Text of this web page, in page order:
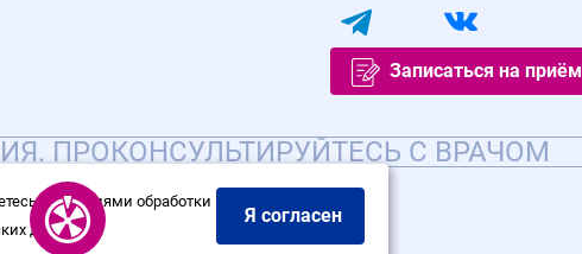
Записаться на приём
ПРОКОНСУЛЬТИРУЙТЕСЬ С ВРАЧОМ
с условиями обработки
данных.
Я согласен